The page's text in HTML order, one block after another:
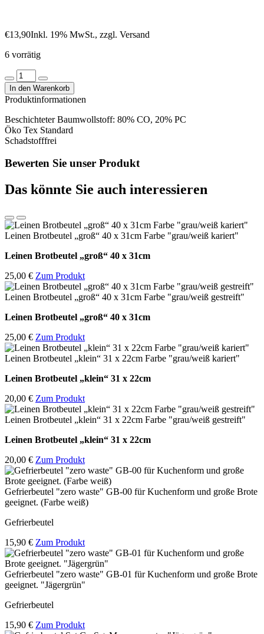
€13,90Inkl. 19% MwSt., zzgl. Versand
6 vorrätig
Beschichtete
Baumwolle
"kleine
Einhörner"
Menge
In den Warenkorb
Produktinformationen
Beschichteter Baumwollstoff: 80% CO, 20% PC
Öko Tex Standard
Schadstofffrei
Bewerten Sie unser Produkt
Das könnte Sie auch interessieren
Leinen Brotbeutel „groß“ 40 x 31cm Farbe "grau/weiß kariert"
Leinen Brotbeutel „groß“ 40 x 31cm
25,00 € Zum Produkt
Leinen Brotbeutel „groß“ 40 x 31cm Farbe "grau/weiß gestreift"
Leinen Brotbeutel „groß“ 40 x 31cm
25,00 € Zum Produkt
Leinen Brotbeutel „klein“ 31 x 22cm Farbe "grau/weiß kariert"
Leinen Brotbeutel „klein“ 31 x 22cm
20,00 € Zum Produkt
Leinen Brotbeutel „klein“ 31 x 22cm Farbe "grau/weiß gestreift"
Leinen Brotbeutel „klein“ 31 x 22cm
20,00 € Zum Produkt
Gefrierbeutel "zero waste" GB-00 für Kuchenform und große Brote
geeignet. (Farbe weiß)
Gefrierbeutel
15,90 € Zum Produkt
Gefrierbeutel "zero waste" GB-01 für Kuchenform und große Brote
geeignet. "Jägergrün"
Gefrierbeutel
15,90 € Zum Produkt